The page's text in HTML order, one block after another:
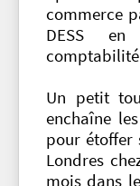
commerce
DESS en
Un petit
enchaîne
pour étoffer
Londres
mois dans